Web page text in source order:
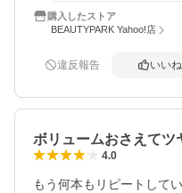
購入したストア
BEAUTYPARK Yahoo!店
違反報告 いいね
ボリュームおさえてツ
4.0
もう何本もリピートして